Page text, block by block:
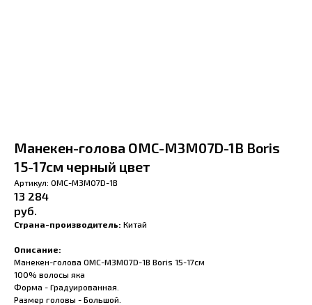
Манекен-голова OMC-M3M07D-1B Boris
15-17см черный цвет
Артикул: OMC-M3M07D-1B
13 284
руб.
Страна-производитель: Китай
Описание:
Манекен-голова OMC-M3M07D-1B Boris 15-17см
100% волосы яка
Форма - Градуированная.
Размер головы - Большой.